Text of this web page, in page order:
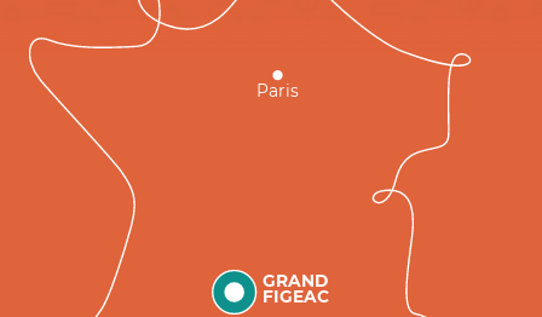
GRAND
FIGEAC
Paris